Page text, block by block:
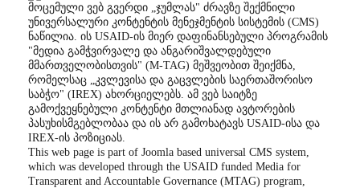
მოცემული ვებ გვერდი „ჯუმლას" ძრავზე შექმნილი
უნივერსალური კონტენტის მენეჯმენტის სისტემის (CMS)
ნაწილია. ის USAID-ის მიერ დაფინანსებული პროგრამის
"მედია გამჭვირვალე და ანგარიშვალდებული
მმართველობისთვის" (M-TAG) მეშვეობით შეიქმნა,
რომელსაც „კვლევისა და გაცვლების საერთაშორისო
საბჭო" (IREX) ახორციელებს. ამ ვებ საიტზე
გამოქვეყნებული კონტენტი მთლიანად ავტორების
პასუხისმგებლობაა და ის არ გამოხატავს USAID-ისა და
IREX-ის პოზიციას.
This web page is part of Joomla based universal CMS system,
which was developed through the USAID funded Media for
Transparent and Accountable Governance (MTAG) program,